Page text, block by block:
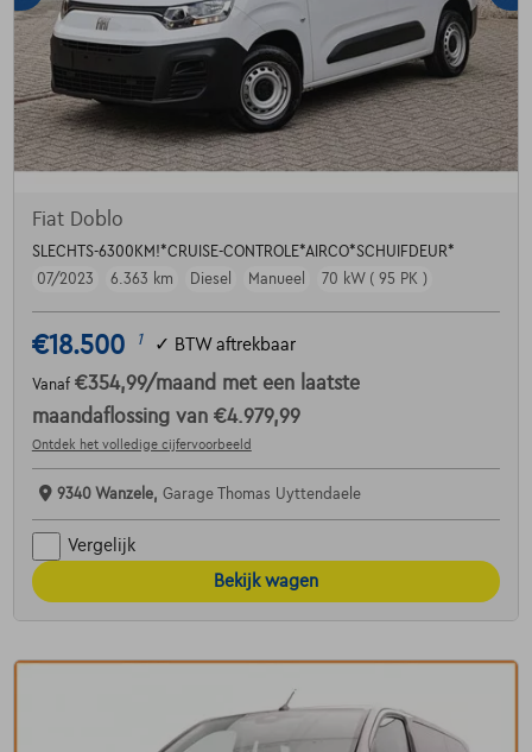
Fiat Doblo
SLECHTS-6300KM!*CRUISE-CONTROLE*AIRCO*SCHUIFDEUR*
07/2023
6.363 km Diesel Manueel 70 kW ( 95 PK )
€18.500 1 ✓ BTW aftrekbaar
Vanaf €354,99/maand met een laatste
maandaflossing van €4.979,99
Ontdek het volledige cijfervoorbeeld
9340 Wanzele, Garage Thomas Uyttendaele
Vergelijk
Bekijk wagen